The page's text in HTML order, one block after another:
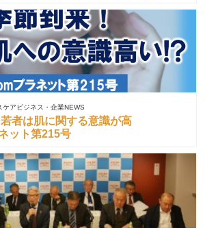
ケアビジネス・企業NEWS
者は肌に関する意識が高
ット第215号